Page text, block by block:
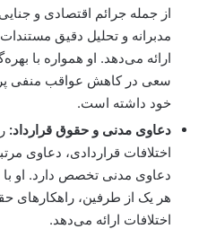
از جمله جرائم اقتصادی و
مدبرانه و تحلیل دقیق
ارائه می‌دهد. او همواره با
سعی در کاهش عواقب منفی
خود داشته است.
دعاوی مدنی و حقوق قرارداد:
اختلافات قراردادی، دعاوی
دعاوی مدنی تخصص دارد. او
هر یک از طرفین،
اختلافات ارائه می‌دهد.